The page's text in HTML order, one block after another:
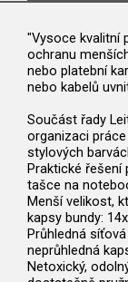
"Vysoce kvalitní
ochranu
nebo platební
nebo kabelů
Součást řady
organizaci
stylových
Praktické řešení
tašce na
Menší velikost,
kapsy bundy:
Průhledná
neprůhledná
Netoxický,